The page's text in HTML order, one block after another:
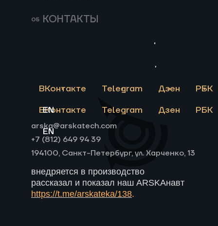
КОНТАКТЫ
Пригласить в тендер
Пригласить в тендер
Связаться
Связаться
ВКонтакте
ВКонтакте
Telegram
Telegram
Дзен
Дзен
РБК
РБК
EN
EN
arska@arskatech.com
+7 (812) 649 94 39
194100, Санкт-Петербург, ул. Харченко, 13
Размещение на производстве
Высокая степень автоматизации
сертификатов для работы на
производственных объектов
А детально о том, как работает
установка, из чего она состоит и как
внедряется в производство
рассказал и показал наш ARSKAнавт
https://t.me/arskateka/138.